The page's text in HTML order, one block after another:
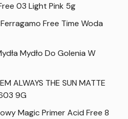
03 Light Pink 5g
Free Time Woda
Mydło Do Golenia W
ALWAYS THE SUN MATTE
9G
Magic Primer Acid Free 8